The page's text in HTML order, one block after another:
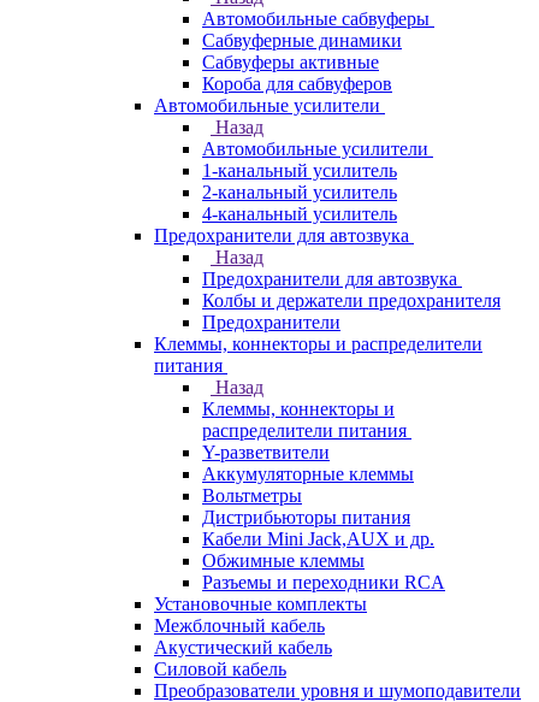
Автомобильные сабвуферы
Сабвуферные динамики
Сабвуферы активные
Короба для сабвуферов
Автомобильные усилители
Назад
Автомобильные усилители
1-канальный усилитель
2-канальный усилитель
4-канальный усилитель
Предохранители для автозвука
Назад
Предохранители для автозвука
Колбы и держатели предохранителя
Предохранители
Клеммы, коннекторы и распределители
питания
Назад
Клеммы, коннекторы и
распределители питания
Y-разветвители
Аккумуляторные клеммы
Вольтметры
Дистрибьюторы питания
Кабели Mini Jack,AUX и др.
Обжимные клеммы
Разъемы и переходники RCA
Установочные комплекты
Межблочный кабель
Акустический кабель
Силовой кабель
Преобразователи уровня и шумоподавители